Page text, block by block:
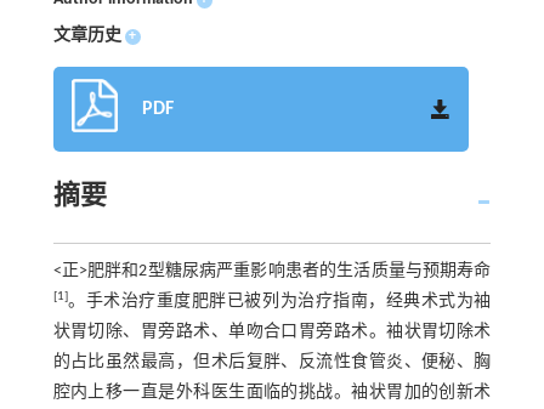
文章历史 +
PDF
摘要
<正>肥胖和2型糖尿病严重影响患者的生活质量与预期寿命
[1]。手术治疗重度肥胖已被列为治疗指南，经典术式为袖
状胃切除、胃旁路术、单吻合口胃旁路术。袖状胃切除术
的占比虽然最高，但术后复胖、反流性食管炎、便秘、胸
腔内上移一直是外科医生面临的挑战。袖状胃加的创新术